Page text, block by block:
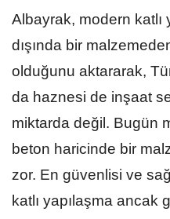
Albayrak, modern katlı
dışında bir
olduğunu aktararak,
da haznesi de inşaat
miktarda değil. Bugün
beton haricinde bir
zor. En güvenlisi ve
katlı yapılaşma ancak